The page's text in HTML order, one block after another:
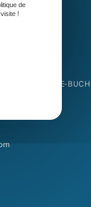
LA TESTE-DE-BUCH
de
!